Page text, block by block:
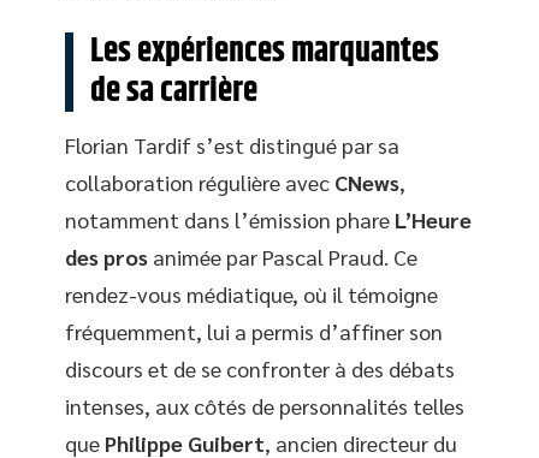
Les expériences marquantes
de sa carrière
Florian Tardif s’est distingué par sa
collaboration régulière avec CNews,
notamment dans l’émission phare L’Heure
des pros animée par Pascal Praud. Ce
rendez-vous médiatique, où il témoigne
fréquemment, lui a permis d’affiner son
discours et de se confronter à des débats
intenses, aux côtés de personnalités telles
que Philippe Guibert, ancien directeur du